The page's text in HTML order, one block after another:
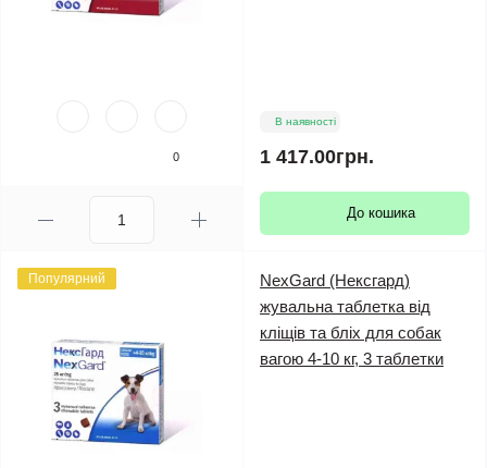
0
В наявності
1 417.00грн.
До кошика
Популярний
NexGard (Нексгард)
жувальна таблетка від
кліщів та бліх для собак
вагою 4-10 кг, 3 таблетки